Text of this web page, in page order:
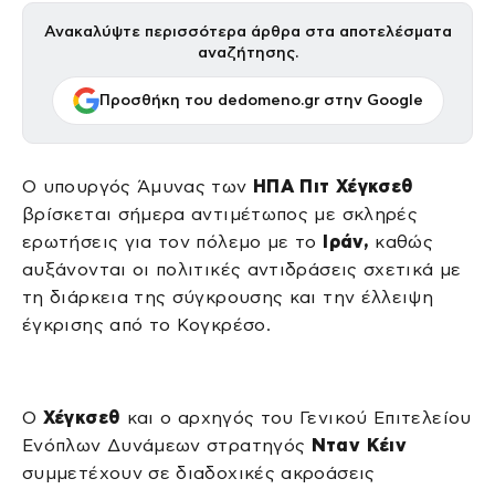
Ανακαλύψτε περισσότερα άρθρα στα αποτελέσματα
αναζήτησης.
Προσθήκη του dedomeno.gr στην Google
Ο υπουργός Άμυνας των ΗΠΑ Πιτ Χέγκσεθ
βρίσκεται σήμερα αντιμέτωπος με σκληρές
ερωτήσεις για τον πόλεμο με το
Ιράν, καθώς
αυξάνονται οι πολιτικές αντιδράσεις σχετικά με
τη διάρκεια της σύγκρουσης και την έλλειψη
έγκρισης από το Κογκρέσο.
Ο Χέγκσεθ και ο αρχηγός του Γενικού Επιτελείου
Ενόπλων Δυνάμεων στρατηγός Νταν Κέιν
συμμετέχουν σε διαδοχικές ακροάσεις